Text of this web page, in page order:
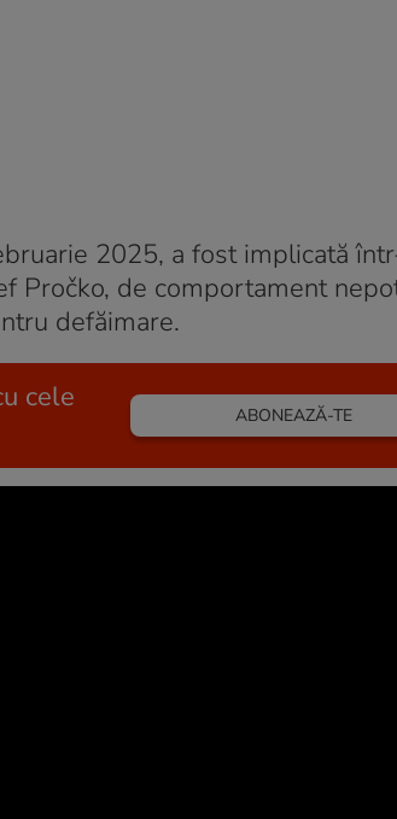
2025, a fost implicată
Pročko, de comportament
defăimare.
cele
ABONEAZĂ-TE